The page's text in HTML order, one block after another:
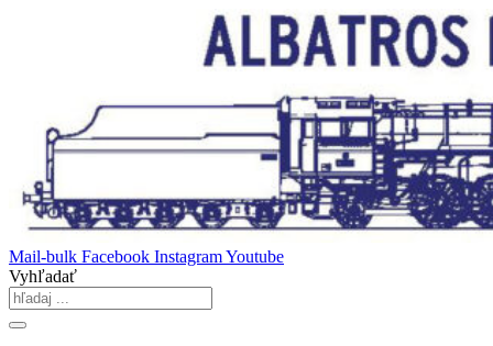
Mail-bulk Facebook InstagramYoutube
Vyhľadať